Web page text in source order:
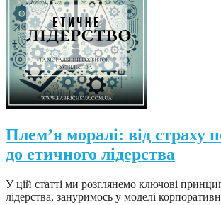
Плем’я моралі: від страху
до етичного лідерства
У цій статті ми розглянемо ключові
лідерства, зануримось у моделі